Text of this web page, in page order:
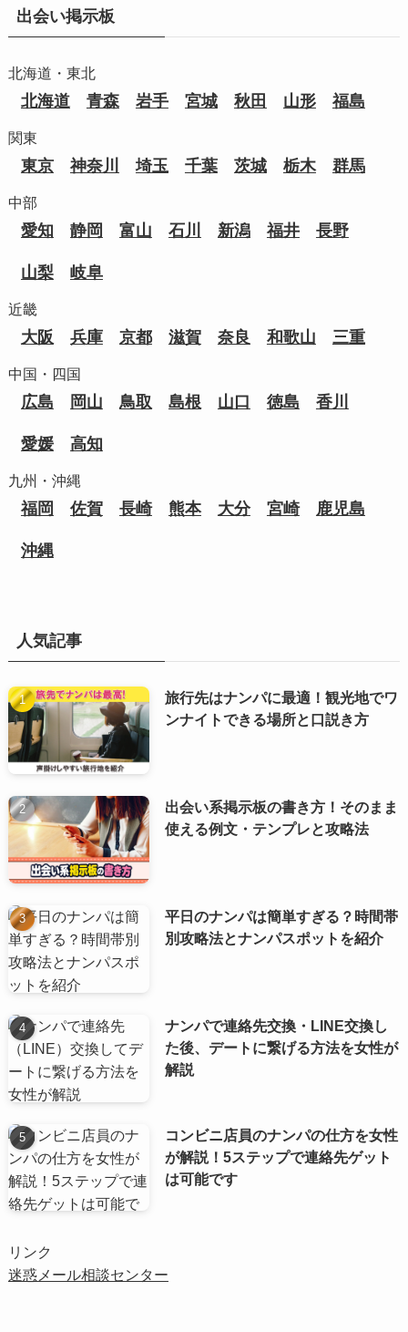
出会い掲示板
北海道・東北
北海道 青森 岩手 宮城 秋田 山形 福島
関東
東京 神奈川 埼玉 千葉 茨城 栃木 群馬
中部
愛知 静岡 富山 石川 新潟 福井 長野
山梨 岐阜
近畿
大阪 兵庫 京都 滋賀 奈良 和歌山 三重
中国・四国
広島 岡山 鳥取 島根 山口 徳島 香川
愛媛 高知
九州・沖縄
福岡 佐賀 長崎 熊本 大分 宮崎 鹿児島
沖縄
人気記事
旅行先はナンパに最適！観光地でワ
ンナイトできる場所と口説き方
出会い系掲示板の書き方！そのまま
使える例文・テンプレと攻略法
平日のナンパは簡単すぎる？時間帯
別攻略法とナンパスポットを紹介
ナンパで連絡先交換・LINE交換し
た後、デートに繋げる方法を女性が
解説
コンビニ店員のナンパの仕方を女性
が解説！5ステップで連絡先ゲット
は可能です
リンク
迷惑メール相談センター